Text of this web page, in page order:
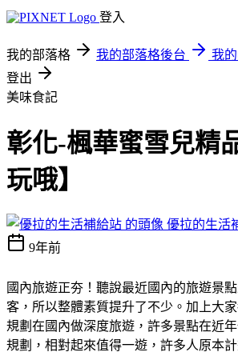
登入
我的部落格 我的部落格後台
我
登出
美味食記
彰化-楓華蜜雪兒精
玩哦】
優拉的生活
9年前
國內旅遊正夯！聽說最近國內的旅遊景
客，所以整體素質提升了不少。加上大
規劃在國內做深度旅遊，許多景點在近
規劃，相對起來值得一遊，許多人原本